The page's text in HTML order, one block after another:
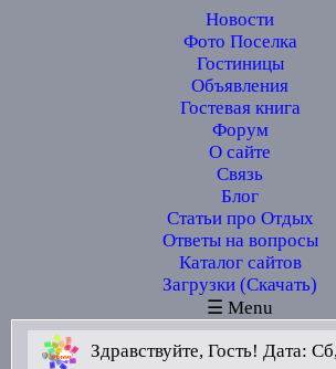
Новости
Фото Поселка
Гостиницы
Объявления
Гостевая книга
Форум
О сайте
Связь
Блог
Статьи про Отдых
Ответы на вопросы
Каталог сайтов
Загрузки (Скачать)
☰ Menu
Здравствуйте, Гость! Дата: